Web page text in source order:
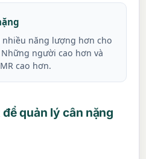
năng lượng hơn cho
người cao hơn và
cao hơn.
quản lý cân nặng